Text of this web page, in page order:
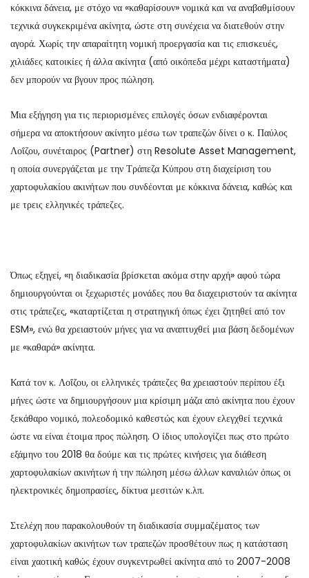
κόκκινα δάνεια, με στόχο να «καθαρίσουν» νομικά και να αναβαθμίσουν
τεχνικά συγκεκριμένα ακίνητα, ώστε στη συνέχεια να διατεθούν στην
αγορά. Χωρίς την απαραίτητη νομική προεργασία και τις επισκευές,
χιλιάδες κατοικίες ή άλλα ακίνητα (από οικόπεδα μέχρι καταστήματα)
δεν μπορούν να βγουν προς πώληση.
Μια εξήγηση για τις περιορισμένες επιλογές όσων ενδιαφέρονται
σήμερα να αποκτήσουν ακίνητο μέσω των τραπεζών δίνει ο κ. Παύλος
Λοΐζου, συνέταιρος (Partner) στη Resolute Asset Management,
η οποία συνεργάζεται με την Τράπεζα Κύπρου στη διαχείριση του
χαρτοφυλακίου ακινήτων που συνδέονται με κόκκινα δάνεια, καθώς και
με τρεις ελληνικές τράπεζες.
Όπως εξηγεί, «η διαδικασία βρίσκεται ακόμα στην αρχή» αφού τώρα
δημιουργούνται οι ξεχωριστές μονάδες που θα διαχειριστούν τα ακίνητα
στις τράπεζες, «καταρτίζεται η στρατηγική όπως έχει ζητηθεί από τον
ESM», ενώ θα χρειαστούν μήνες για να αναπτυχθεί μια βάση δεδομένων
με «καθαρά» ακίνητα.
Κατά τον κ. Λοΐζου, οι ελληνικές τράπεζες θα χρειαστούν περίπου έξι
μήνες ώστε να δημιουργήσουν μια κρίσιμη μάζα από ακίνητα που έχουν
ξεκάθαρο νομικό, πολεοδομικό καθεστώς και έχουν ελεγχθεί τεχνικά
ώστε να είναι έτοιμα προς πώληση. Ο ίδιος υπολογίζει πως στο πρώτο
εξάμηνο του 2018 θα δούμε και τις πρώτες κινήσεις για διάθεση
χαρτοφυλακίων ακινήτων ή την πώληση μέσω άλλων καναλιών όπως οι
ηλεκτρονικές δημοπρασίες, δίκτυα μεσιτών κ.λπ.
Στελέχη που παρακολουθούν τη διαδικασία συμμαζέματος των
χαρτοφυλακίων ακινήτων των τραπεζών προσθέτουν πως η κατάσταση
είναι χαοτική καθώς έχουν συγκεντρωθεί ακίνητα από το 2007-2008